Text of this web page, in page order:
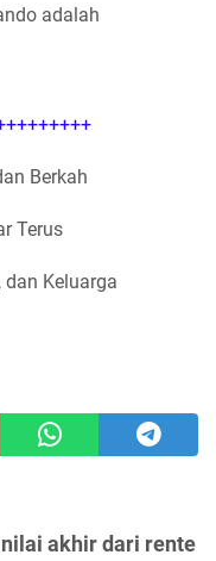
adalah
Berkah
Terus
dan Keluarga
akhir dari rente